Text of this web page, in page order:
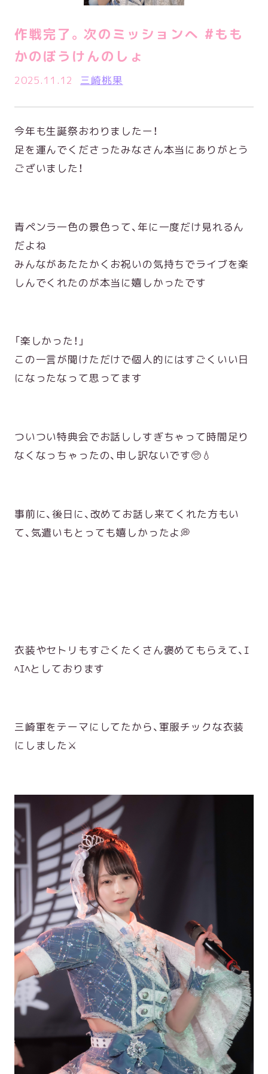
作戦完了。次のミッションへ #もも
かのぼうけんのしょ
2025.11.12 三崎桃果
今年も生誕祭おわりましたー！
足を運んでくださったみなさん本当にありがとう
ございました！
青ペンラ一色の景色って、年に一度だけ見れるん
だよね
みんながあたたかくお祝いの気持ちでライブを楽
しんでくれたのが本当に嬉しかったです
「楽しかった！」
この一言が聞けただけで個人的にはすごくいい日
になったなって思ってます
ついつい特典会でお話ししすぎちゃって時間足り
なくなっちゃったの、申し訳ないです🥺💧
事前に、後日に、改めてお話し来てくれた方もい
て、気遣いもとっても嬉しかったよ💭
衣装やセトリもすごくたくさん褒めてもらえて、ｴ
ﾍｴﾍとしております
三崎軍をテーマにしてたから、軍服チックな衣装
にしました⚔️